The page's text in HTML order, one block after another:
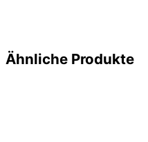
Ähnliche Produkte